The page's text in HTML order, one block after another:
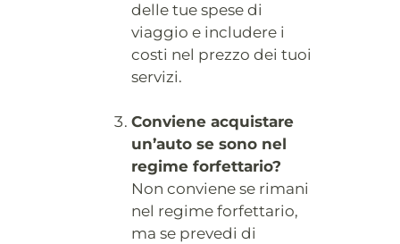
delle tue spese di
viaggio e includere i
costi nel prezzo dei tuoi
servizi.
Conviene acquistare
un’auto se sono nel
regime forfettario?
Non conviene se rimani
nel regime forfettario,
ma se prevedi di